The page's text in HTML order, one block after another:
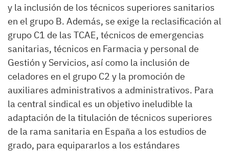
y la inclusión de los técnicos superiores sanitarios
en el grupo B. Además, se exige la reclasificación al
grupo C1 de las TCAE, técnicos de emergencias
sanitarias, técnicos en Farmacia y personal de
Gestión y Servicios, así como la inclusión de
celadores en el grupo C2 y la promoción de
auxiliares administrativos a administrativos. Para
la central sindical es un objetivo ineludible la
adaptación de la titulación de técnicos superiores
de la rama sanitaria en España a los estudios de
grado, para equipararlos a los estándares